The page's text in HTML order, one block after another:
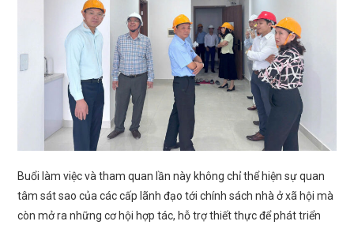
Buổi làm việc và tham quan lần này không chỉ thể hiện sự quan
tâm sát sao của các cấp lãnh đạo tới chính sách nhà ở xã hội mà
còn mở ra những cơ hội hợp tác, hỗ trợ thiết thực để phát triển